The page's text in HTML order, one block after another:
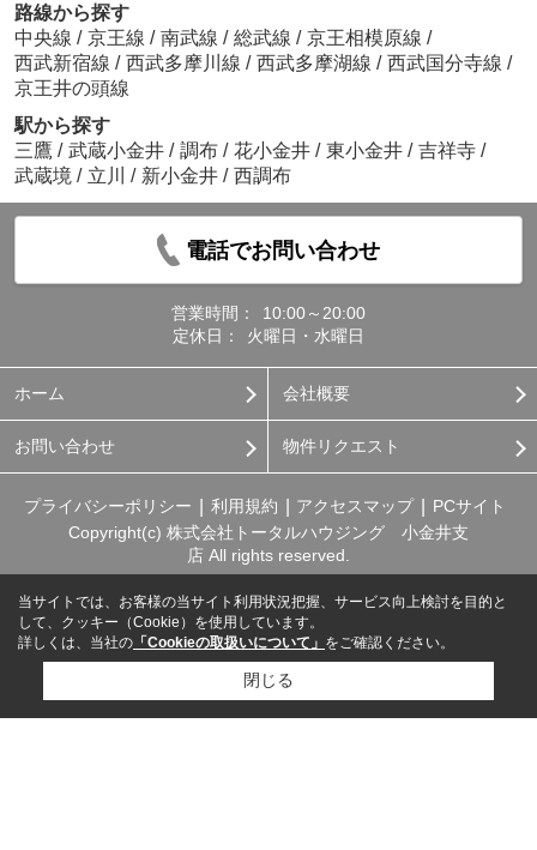
路線から探す
中央線 / 京王線 / 南武線 / 総武線 / 京王相模原線 /
西武新宿線 / 西武多摩川線 / 西武多摩湖線 / 西武国分寺線 /
京王井の頭線
駅から探す
三鷹 / 武蔵小金井 / 調布 / 花小金井 / 東小金井 / 吉祥寺 /
武蔵境 / 立川 / 新小金井 / 西調布
電話でお問い合わせ
営業時間：
10:00～20:00
定休日：
火曜日・水曜日
ホーム 会社概要
お問い合わせ 物件リクエスト
プライバシーポリシー 利用規約 アクセスマップ
PCサイト
Copyright(c) 株式会社トータルハウジング 小金井支
店 All rights reserved.
当サイトでは、お客様の当サイト利用状況把握、サービス向上検討を目的と
して、クッキー（Cookie）を使用しています。
詳しくは、当社の 「Cookieの取扱いについて」 をご確認ください。
閉じる